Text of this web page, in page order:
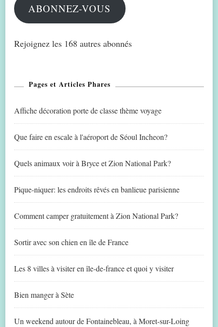
ABONNEZ-VOUS
Rejoignez les 168 autres abonnés
Pages et Articles Phares
Affiche décoration porte de classe thème voyage
Que faire en escale à l'aéroport de Séoul Incheon?
Quels animaux voir à Bryce et Zion National Park?
Pique-niquer: les endroits rêvés en banlieue parisienne
Comment camper gratuitement à Zion National Park?
Sortir avec son chien en île de France
Les 8 villes à visiter en île-de-france et quoi y visiter
Bien manger à Sète
Un weekend autour de Fontainebleau, à Moret-sur-Loing